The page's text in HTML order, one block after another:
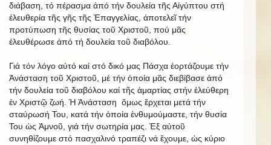
διάβαση, τό πέρασμα ἀπό τήν δουλεία τῆς Αἰγύπτου στή
ἐλευθερία τῆς γῆς τῆς Ἐπαγγελίας, ἀποτελεῖ τήν
προτύπωση τῆς θυσίας τοῦ Χριστοῦ, πού μᾶς
ἐλευθέρωσε ἀπό τή δουλεία τοῦ διαβόλου.
Γιά τόν λόγο αὐτό καί στό δικό μας Πάσχα ἑορτάζουμε τήν
Ἀνάσταση τοῦ Χριστοῦ, μέ τήν ὁποία μᾶς διεβίβασε ἀπό
τήν δουλεία τοῦ διαβόλου καί τῆς ἁμαρτίας στήν ἐλεύθερη
ἐν Χριστῷ ζωή. Ἡ Ἀνάσταση ὅμως ἔρχεται μετά τήν
σταύρωσή Του, κατά τήν ὁποία ἐνθυμούμαστε, τήν θυσία
Του ὡς Ἀμνοῦ, γιά τήν σωτηρία μας. Ἐξ αὐτοῦ
συνηθίζουμε στό πασχαλινό τραπέζι νά ἔχουμε, ὡς κύριο